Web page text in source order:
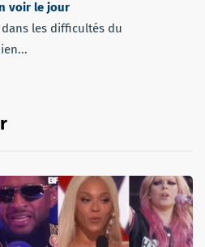
voir le jour
les difficultés du